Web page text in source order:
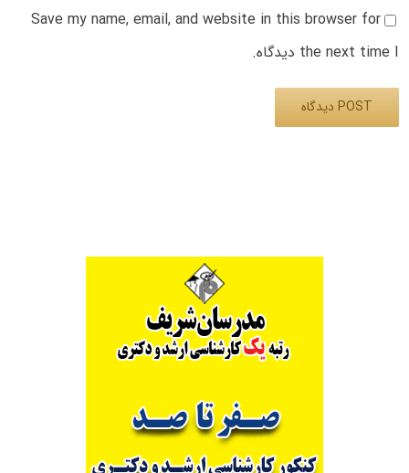
Save my name, email, and website in this browser for
the next time I دیدگاه.